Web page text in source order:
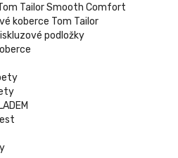
Tailor Smooth Comfort
koberce Tom Tailor
podložky